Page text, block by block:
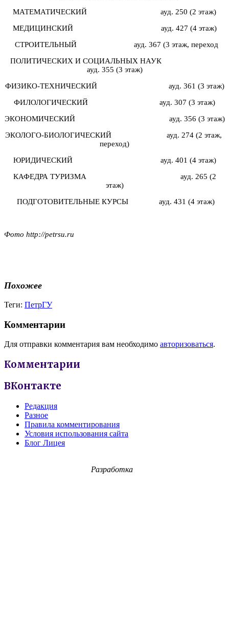
МАТЕМАТИЧЕСКИЙ ауд. 250 (2 этаж)
МЕДИЦИНСКИЙ ауд. 427 (4 этаж)
СТРОИТЕЛЬНЫЙ ауд. 367 (3 этаж, переход
ПОЛИТИЧЕСКИХ И СОЦИАЛЬНЫХ НАУК
ауд. 355 (3 этаж)
ФИЗИКО-ТЕХНИЧЕСКИЙ ауд. 361 (3 этаж)
ФИЛОЛОГИЧЕСКИЙ ауд. 307 (3 этаж)
ЭКОНОМИЧЕСКИЙ ауд. 356 (3 этаж)
ЭКОЛОГО-БИОЛОГИЧЕСКИЙ ауд. 274 (2 этаж,
переход)
ЮРИДИЧЕСКИЙ ауд. 401 (4 этаж)
КАФЕДРА ТУРИЗМА ауд. 265 (2
этаж)
ПОДГОТОВИТЕЛЬНЫЕ КУРСЫ ауд. 431 (4 этаж)
Фото http://petrsu.ru
Похожее
Теги: ПетрГУ
Комментарии
Для отправки комментария вам необходимо авторизоваться.
Комментарии
ВКонтакте
Редакция
Разное
Правила комментирования
Условия использования сайта
Блог Лицея
Разработка